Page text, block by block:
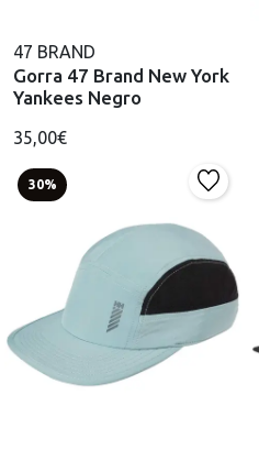
47 BRAND
Gorra 47 Brand New York
Yankees Negro
35,00€
30%